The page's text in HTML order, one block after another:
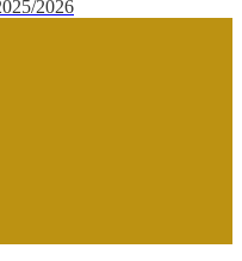
2026